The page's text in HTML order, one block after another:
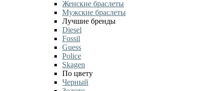
Женские браслеты
Мужские браслеты
Лучшие бренды
Diesel
Fossil
Guess
Police
Skagen
По цвету
Черный